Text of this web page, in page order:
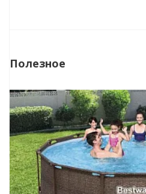
Полезное